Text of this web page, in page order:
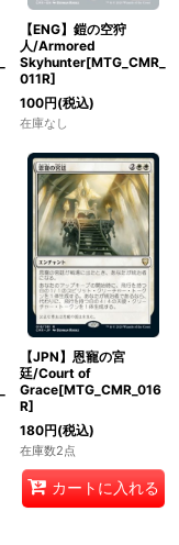
【ENG】鎧の空狩
人/Armored
Skyhunter[MTG_CMR_
011R]
100円(税込)
在庫なし
【JPN】恩寵の宮
廷/Court of
Grace[MTG_CMR_016
R]
180円(税込)
在庫数2点
カートに入れる